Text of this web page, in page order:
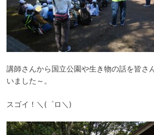
講師さんから国立公園や生き物の話を皆さ
いました～。
スゴイ！＼ ( ゜ロ＼ )